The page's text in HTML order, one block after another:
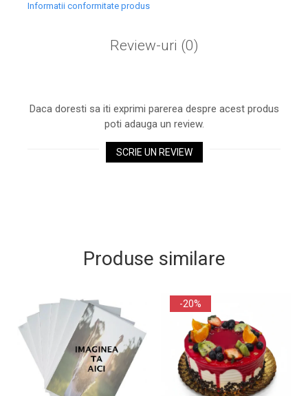
Informatii conformitate produs
Review-uri (0)
Daca doresti sa iti exprimi parerea despre acest produs
poti adauga un review.
SCRIE UN REVIEW
Produse similare
-20%